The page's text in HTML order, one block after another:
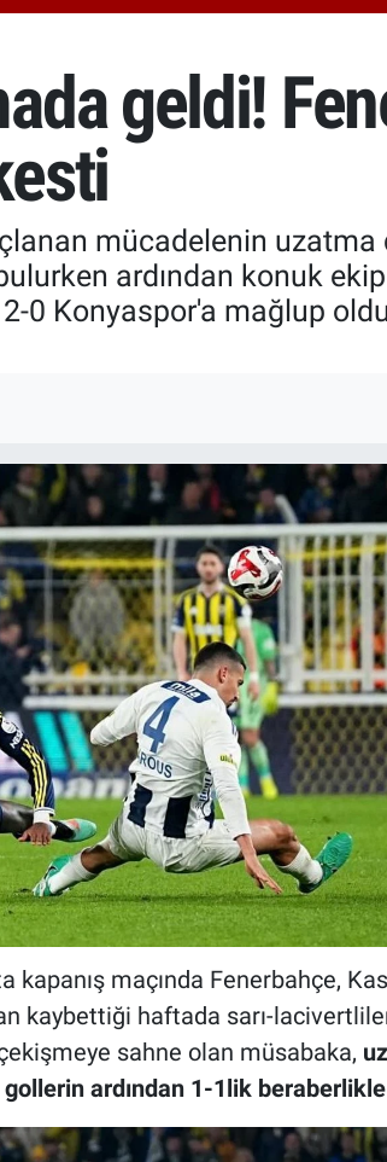
geldi!
mücadelenin uzatma
ardından konuk
2-0 Konyaspor'a mağlup
maçında Fenerbahçe,
kaybettiği haftada sarı-
sahne olan müsabaka,
gollerin ardından 1-1lik